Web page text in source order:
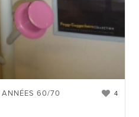
4
ANNÉES 60/70